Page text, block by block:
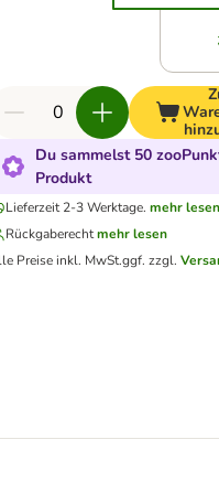
Du sammelst 50
Produkt
Lieferzeit 2-3 Werktage. mehr lesen
Rückgaberechtmehr lesen
Preise inkl. MwSt.ggf. zzgl.